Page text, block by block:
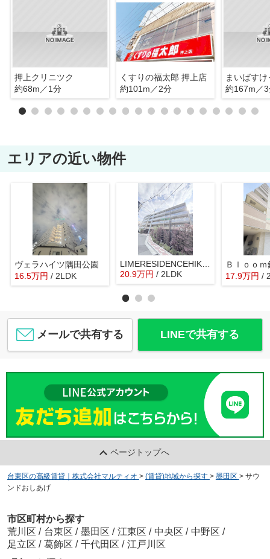
押上クリニツク
約68m／1分
くすりの福太郎 押上店
約101m／2分
約167m／
エリアの近い物件
ヴェラハイツ隅田公園
16.5万円 / 2LDK
LIMERESIDENCEHIKIFUNE
20.9万円 / 2LDK
Ｂｌｏｏ
17.9万円 /
メールで共有する LINEで共有する
ページトップへ
台東区の高級賃貸｜株式会社マルティオ > (賃貸)地域から探す > 墨田区 > サウ
ンドおしあげ
市区町村から探す
荒川区 / 台東区 / 墨田区 / 江東区 / 中央区 / 中野区 /
足立区 / 葛飾区 / 千代田区 / 江戸川区